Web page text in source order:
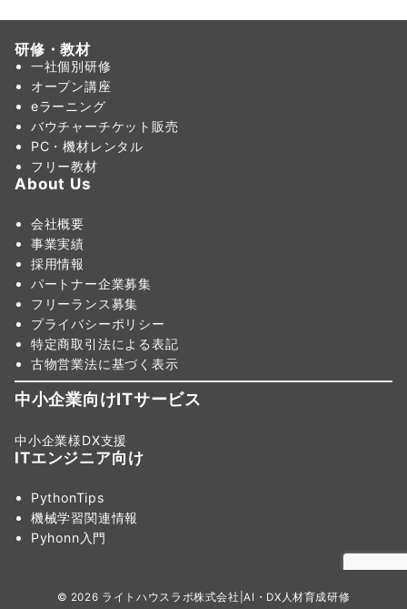
研修・教材
一社個別研修
オープン講座
eラーニング
バウチャーチケット販売
PC・機材レンタル
フリー教材
About Us
会社概要
事業実績
採用情報
パートナー企業募集
フリーランス募集
プライバシーポリシー
特定商取引法による表記
古物営業法に基づく表示
中小企業向けITサービス
中小企業様DX支援
ITエンジニア向け
PythonTips
機械学習関連情報
Pyhonn入門
© 2026 ライトハウスラボ株式会社|AI・DX人材育成研修